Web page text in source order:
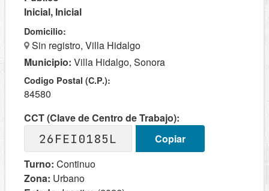
Inicial, Inicial
Domicilio:
Sin registro, Villa Hidalgo
Municipio: Villa Hidalgo, Sonora
Codigo Postal (C.P.):
84580
CCT (Clave de Centro de Trabajo):
26FEI0185L
Copiar
Turno: Continuo
Zona: Urbano